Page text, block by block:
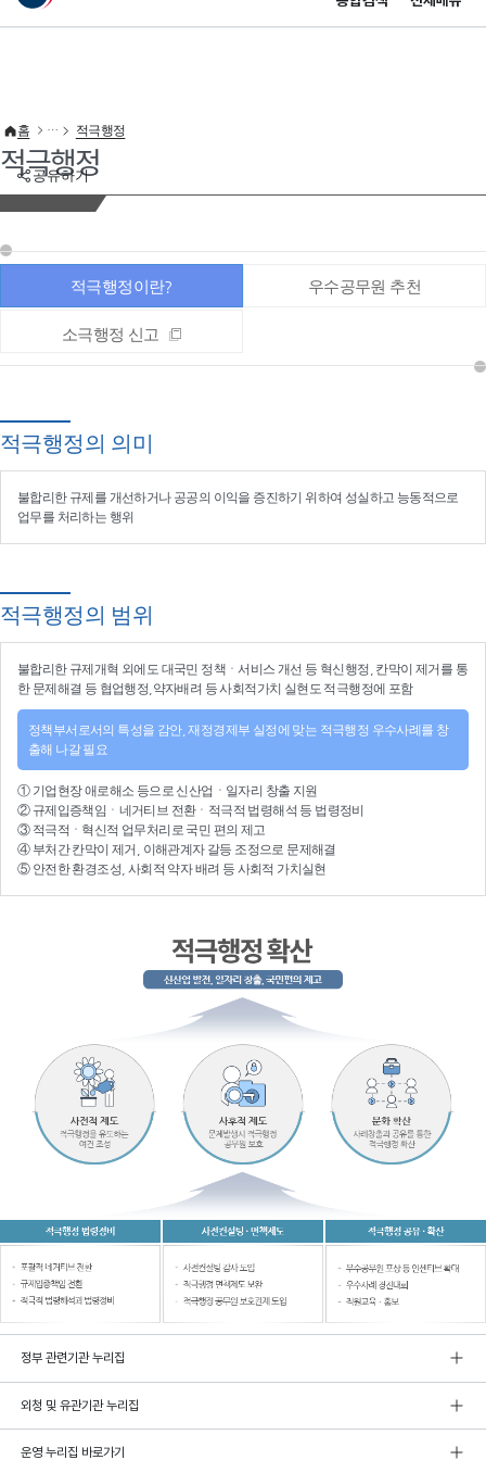
이 누리집은 대한민국 공식 전자정부 누리집입니다.
공유하기
홈 적극행정
적극행정
적극행정이란? 우수공무원 추천
소극행정 신고
적극행정의 의미
불합리한 규제를 개선하거나 공공의 이익을 증진하기 위하여 성실하고 능동적으로
업무를 처리하는 행위
적극행정의 범위
불합리한 규제개혁 외에도 대국민 정책ㆍ서비스 개선 등 혁신행정 , 칸막이 제거를 통
한 문제해결 등 협업행정 ,약자배려 등사회적가치 실현 도 적극행정에 포함
정책부서로서의 특성을 감안, 재정경제부 실정에 맞는 적극행정 우수사례를 창
출해 나갈 필요
① 기업현장 애로해소 등으로 신산업 ㆍ 일자리 창출 지원
② 규제입증책임 ㆍ 네거티브 전환ㆍ적극적 법령해석 등 법령정비
③ 적극적 ㆍ 혁신적 업무처리 로 국민 편의 제고
④ 부처간 칸막이 제거, 이해관계자 갈등 조정으로 문제해결
⑤ 안전한 환경조성, 사회적 약자 배려 등 사회적 가치실현
정부 관련기관 누리집
외청 및 유관기관 누리집
운영 누리집 바로가기